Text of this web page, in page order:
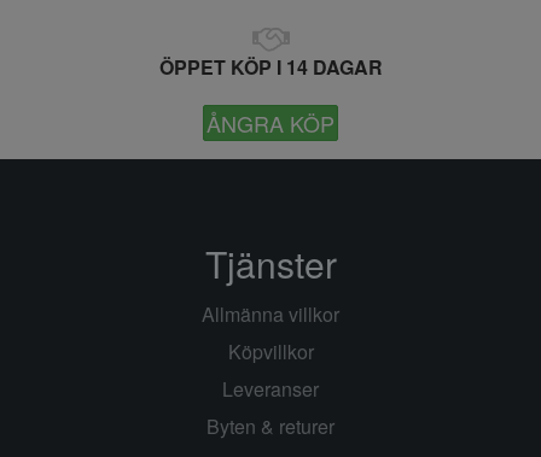
ÖPPET KÖP I 14 DAGAR
ÅNGRA KÖP
Tjänster
Allmänna villkor
Köpvillkor
Leveranser
Byten & returer